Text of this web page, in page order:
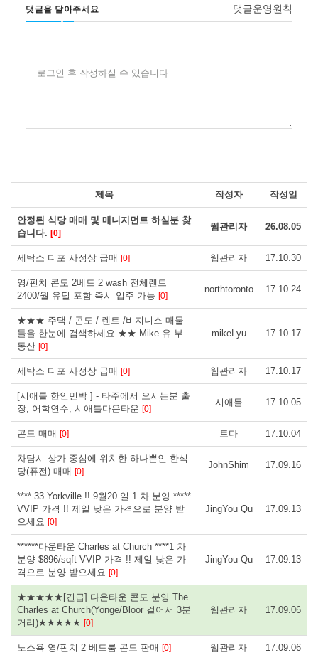
댓글을 달아주세요 댓글운영원칙
로그인 후 작성하실 수 있습니다
제목 작성자 작성일
안정된 식당 매매 및 매니지먼트 하실분 찾
습니다. [0]
웹관리자 26.08.05
세탁소 디포 사정상 급매 [0] 웹관리자 17.10.30
영/핀치 콘도 2베드 2 wash 전체렌트
2400/월 유틸 포함 즉시 입주 가능 [0]
northtoronto 17.10.24
★★★ 주택 / 콘도 / 렌트 /비지니스 매물
들을 한눈에 검색하세요 ★★ Mike 유 부
동산 [0]
mikeLyu 17.10.17
세탁소 디포 사정상 급매 [0] 웹관리자 17.10.17
[시애틀 한인민박 ] - 타주에서 오시는분 출
장, 어학연수, 시애틀다운타운 [0]
시애틀 17.10.05
콘도 매매 [0] 토다 17.10.04
차탐시 상가 중심에 위치한 하나뿐인 한식
당(퓨전) 매매 [0]
JohnShim 17.09.16
**** 33 Yorkville !! 9월20 일 1 차 분양 *****
VVIP 가격 !! 제일 낮은 가격으로 분양 받
으세요 [0]
JingYou Qu 17.09.13
******다운타운 Charles at Church ****1 차
분양 $896/sqft VVIP 가격 !! 제일 낮은 가
격으로 분양 받으세요 [0]
JingYou Qu 17.09.13
★★★★★[긴급] 다운타운 콘도 분양 The
Charles at Church(Yonge/Bloor 걸어서 3분
거리)★★★★★ [0]
웹관리자 17.09.06
노스욕 영/핀치 2 베드룸 콘도 판매 [0] 웹관리자 17.09.06